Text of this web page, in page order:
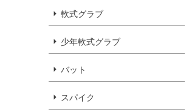
軟式グラブ
少年軟式グラブ
バット
スパイク